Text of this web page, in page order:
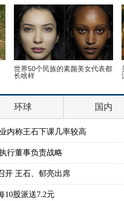
世界50个民族的素颜美女代表都
长啥样
环球 国内
内称王石下课几率较高
行董事负责战略
开 王石、郁亮出席
10股派送7.2元